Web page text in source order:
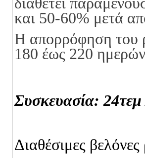
και 50-60% μετά
Η απορρόφηση του
180 έως 220
Συσκευασία: 24τεμ
Διαθέσιμες